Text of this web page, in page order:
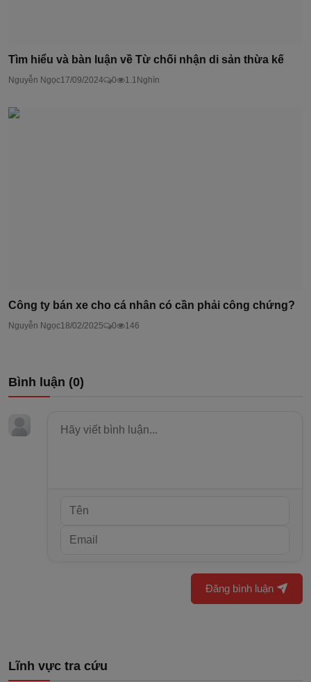
Tìm hiểu và bàn luận về Từ chối nhận di sản thừa kế
Nguyễn Ngọc17/09/2024 0 1.1Nghìn
Công ty bán xe cho cá nhân có cần phải công chứng?
Nguyễn Ngọc18/02/2025 0 146
Bình luận (0)
Đăng bình luận
Lĩnh vực tra cứu